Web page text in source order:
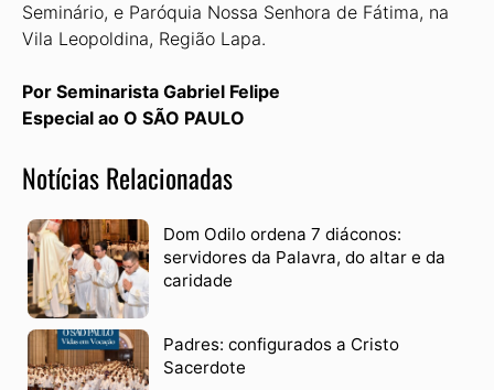
Seminário, e Paróquia Nossa Senhora de Fátima, na
Vila Leopoldina, Região Lapa.
Por Seminarista Gabriel Felipe
Especial ao O SÃO PAULO
Notícias Relacionadas
Dom Odilo ordena 7 diáconos:
servidores da Palavra, do altar e da
caridade
Padres: configurados a Cristo
Sacerdote